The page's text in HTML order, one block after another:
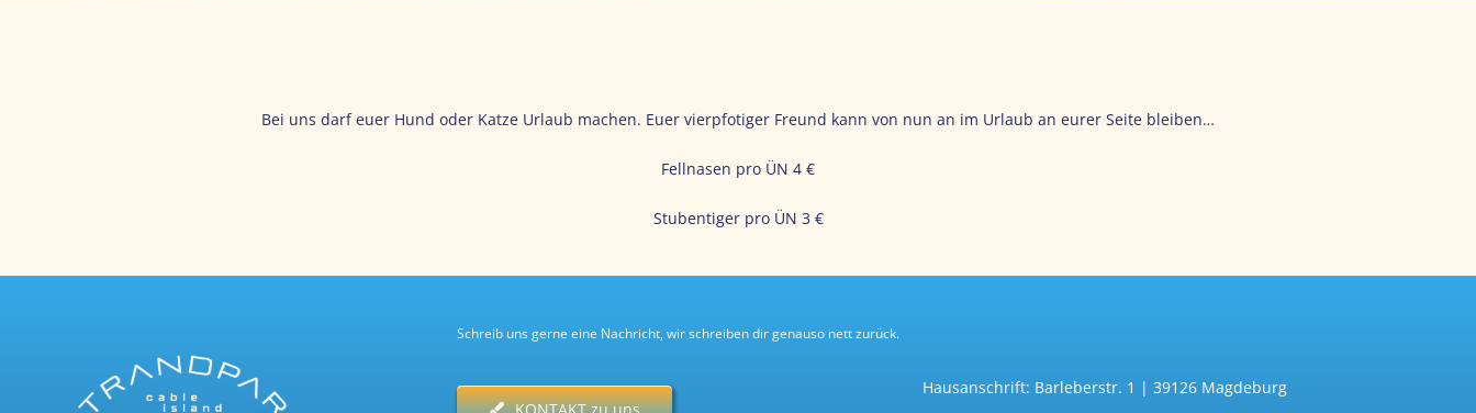
Bei uns darf euer Hund oder Katze Urlaub machen. Euer vierpfotiger Freund kann von nun an im Urlaub an eurer Seite bleiben…
Fellnasen pro ÜN 4 €
Stubentiger pro ÜN 3 €
Schreib uns gerne eine Nachricht, wir schreiben dir genauso nett zurück.
Hausanschrift: Barleberstr. 1 | 39126 Magdeburg